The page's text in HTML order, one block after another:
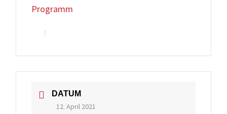
Programm
DATUM
12. April 2021